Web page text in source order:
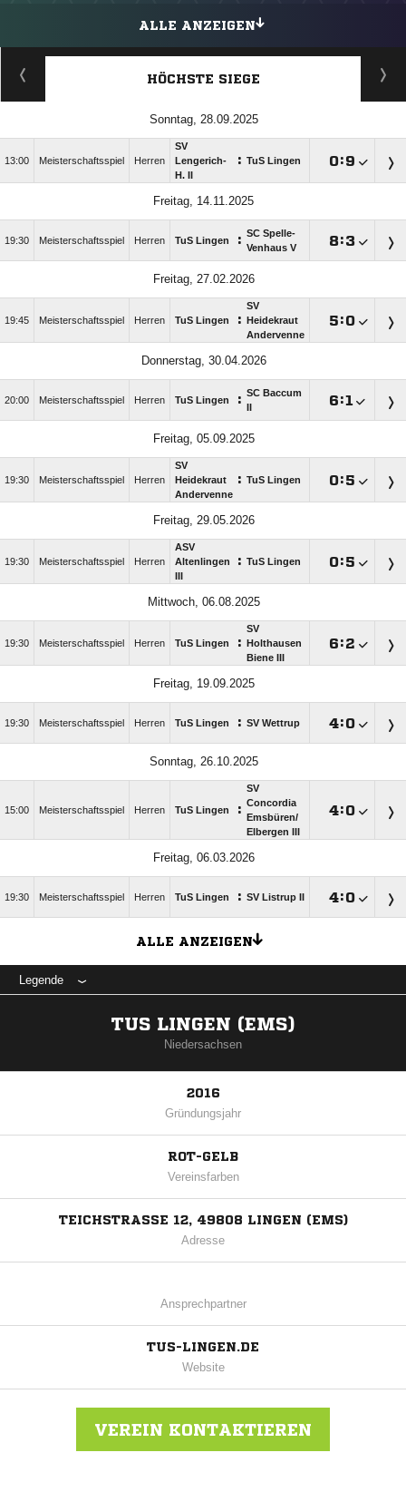
ALLE ANZEIGEN
HÖCHSTE SIEGE
Sonntag, 28.09.2025
13:00 Meisterschaftsspiel Herren
SV
Lengerich-
H. II
: TuS Lingen :
Freitag, 14.11.2025
19:30 Meisterschaftsspiel Herren TuS Lingen : SC Spelle-
Venhaus V
:
Freitag, 27.02.2026
19:45 Meisterschaftsspiel Herren TuS Lingen :
SV
Heidekraut
Andervenne
:
Donnerstag, 30.04.2026
20:00 Meisterschaftsspiel Herren TuS Lingen : SC Baccum
:
Freitag, 05.09.2025
19:30 Meisterschaftsspiel Herren
SV
Heidekraut
Andervenne
: TuS Lingen :
Freitag, 29.05.2026
19:30 Meisterschaftsspiel Herren
ASV
Altenlingen
: TuS Lingen :
Mittwoch, 06.08.2025
19:30 Meisterschaftsspiel Herren TuS Lingen :
SV
Holthausen
Biene III
:
Freitag, 19.09.2025
19:30 Meisterschaftsspiel Herren TuS Lingen : SV Wettrup :
Sonntag, 26.10.2025
15:00 Meisterschaftsspiel Herren TuS Lingen :
SV
Concordia
Emsbüren/​
Elbergen III
:
Freitag, 06.03.2026
19:30 Meisterschaftsspiel Herren TuS Lingen : SV Listrup II :
ALLE ANZEIGEN
Legende
TUS LINGEN (EMS)
Niedersachsen
2016
Gründungsjahr
ROT-GELB
Vereinsfarben
TEICHSTRASSE 12, 49808 LINGEN (EMS)
Adresse
Ansprechpartner
TUS-LINGEN.DE
Website
VEREIN KONTAKTIEREN